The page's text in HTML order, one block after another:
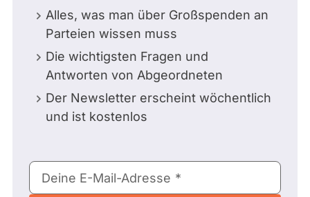
Alles, was man über Großspenden an
Parteien wissen muss
Die wichtigsten Fragen und
Antworten von Abgeordneten
Der Newsletter erscheint wöchentlich
und ist kostenlos
E-
Mail-
Deine E-Mail-Adresse